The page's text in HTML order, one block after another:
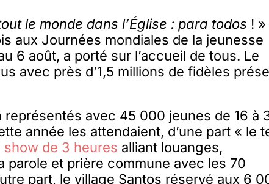
le monde dans l’Église : para todos ! »
aux Journées mondiales de la jeunesse
6 août, a porté sur l’accueil de tous. Le
avec près d’1,5 millions de fidèles
représentés avec 45 000 jeunes de 16 à
année les attendaient, d’une part « le
show de 3 heures alliant louanges,
parole et prière commune avec les 70
part, le village Santos réservé aux 6